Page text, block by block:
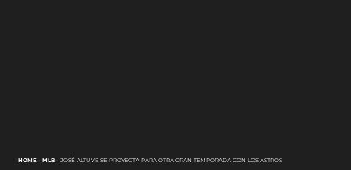
HOME- MLB- JOSÉ ALTUVE SE PROYECTA PARA OTRA GRAN TEMPORADA CON LOS ASTROS